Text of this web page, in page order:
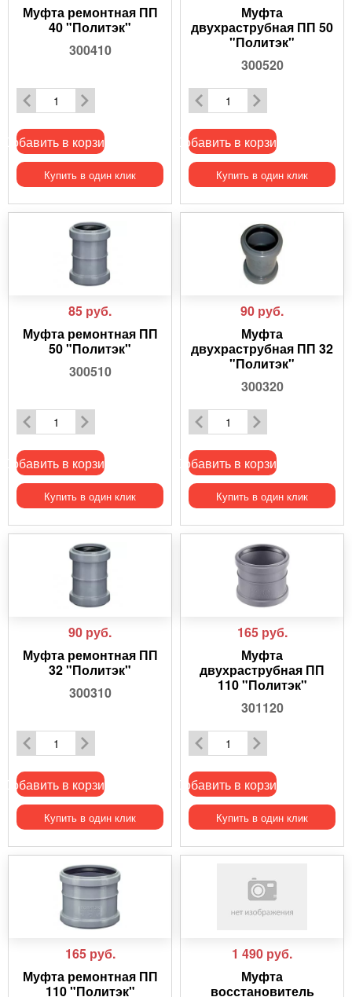
Муфта ремонтная ПП
40 "Политэк"
300410
Добавить в корзину
Купить в один клик
Муфта
двухраструбная ПП 50
"Политэк"
300520
Добавить в корзину
Купить в один клик
85 руб.
Муфта ремонтная ПП
50 "Политэк"
300510
Добавить в корзину
Купить в один клик
90 руб.
Муфта
двухраструбная ПП 32
"Политэк"
300320
Добавить в корзину
Купить в один клик
90 руб.
Муфта ремонтная ПП
32 "Политэк"
300310
Добавить в корзину
Купить в один клик
165 руб.
Муфта
двухраструбная ПП
110 "Политэк"
301120
Добавить в корзину
Купить в один клик
165 руб.
Муфта ремонтная ПП
110 "Политэк"
1 490 руб.
Муфта
восстановитель